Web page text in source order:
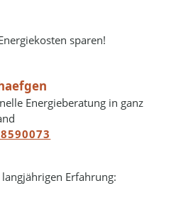
sparen!
Energieberatung in ganz
Erfahrung: